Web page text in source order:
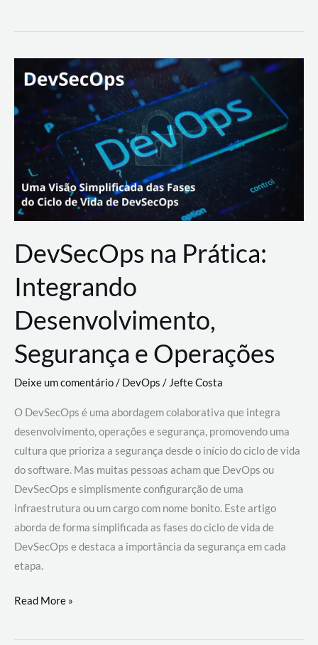
palyer
Lance
Rural
DevSecOps na Prática:
Integrando
Desenvolvimento,
Segurança e Operações
Deixe um comentário/ DevOps /Jefte Costa
O DevSecOps é uma abordagem colaborativa que integra
desenvolvimento, operações e segurança, promovendo uma
cultura que prioriza a segurança desde o início do ciclo de vida
do software. Mas muitas pessoas acham que DevOps ou
DevSecOps e simplismente configurarção de uma
infraestrutura ou um cargo com nome bonito. Este artigo
aborda de forma simplificada as fases do ciclo de vida de
DevSecOps e destaca a importância da segurança em cada
etapa.
DevSecOps
Prática:
Read More »